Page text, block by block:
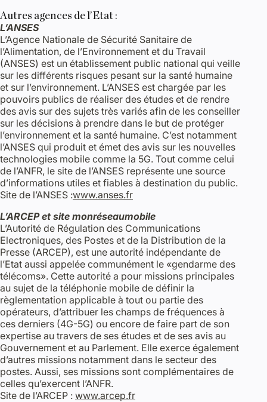
Autres agences de l’Etat :
L’ANSES
L’Agence Nationale de Sécurité Sanitaire de
l’Alimentation, de l’Environnement et du Travail
(ANSES) est un établissement public national qui veille
sur les différents risques pesant sur la santé humaine
et sur l’environnement. L’ANSES est chargée par les
pouvoirs publics de réaliser des études et de rendre
des avis sur des sujets très variés afin de les conseiller
sur les décisions à prendre dans le but de protéger
l’environnement et la santé humaine. C’est notamment
l’ANSES qui produit et émet des avis sur les nouvelles
technologies mobile comme la 5G. Tout comme celui
de l’ANFR, le site de l’ANSES représente une source
d’informations utiles et fiables à destination du public.
Site de l’ANSES :www.anses.fr
L’ARCEP et site monréseaumobile
L’Autorité de Régulation des Communications
Electroniques, des Postes et de la Distribution de la
Presse (ARCEP), est une autorité indépendante de
l’Etat aussi appelée communément le «gendarme des
télécoms». Cette autorité a pour missions principales
au sujet de la téléphonie mobile de définir la
règlementation applicable à tout ou partie des
opérateurs, d’attribuer les champs de fréquences à
ces derniers (4G-5G) ou encore de faire part de son
expertise au travers de ses études et de ses avis au
Gouvernement et au Parlement. Elle exerce également
d’autres missions notamment dans le secteur des
postes. Aussi, ses missions sont complémentaires de
celles qu’exercent l’ANFR.
Site de l’ARCEP : www.arcep.fr